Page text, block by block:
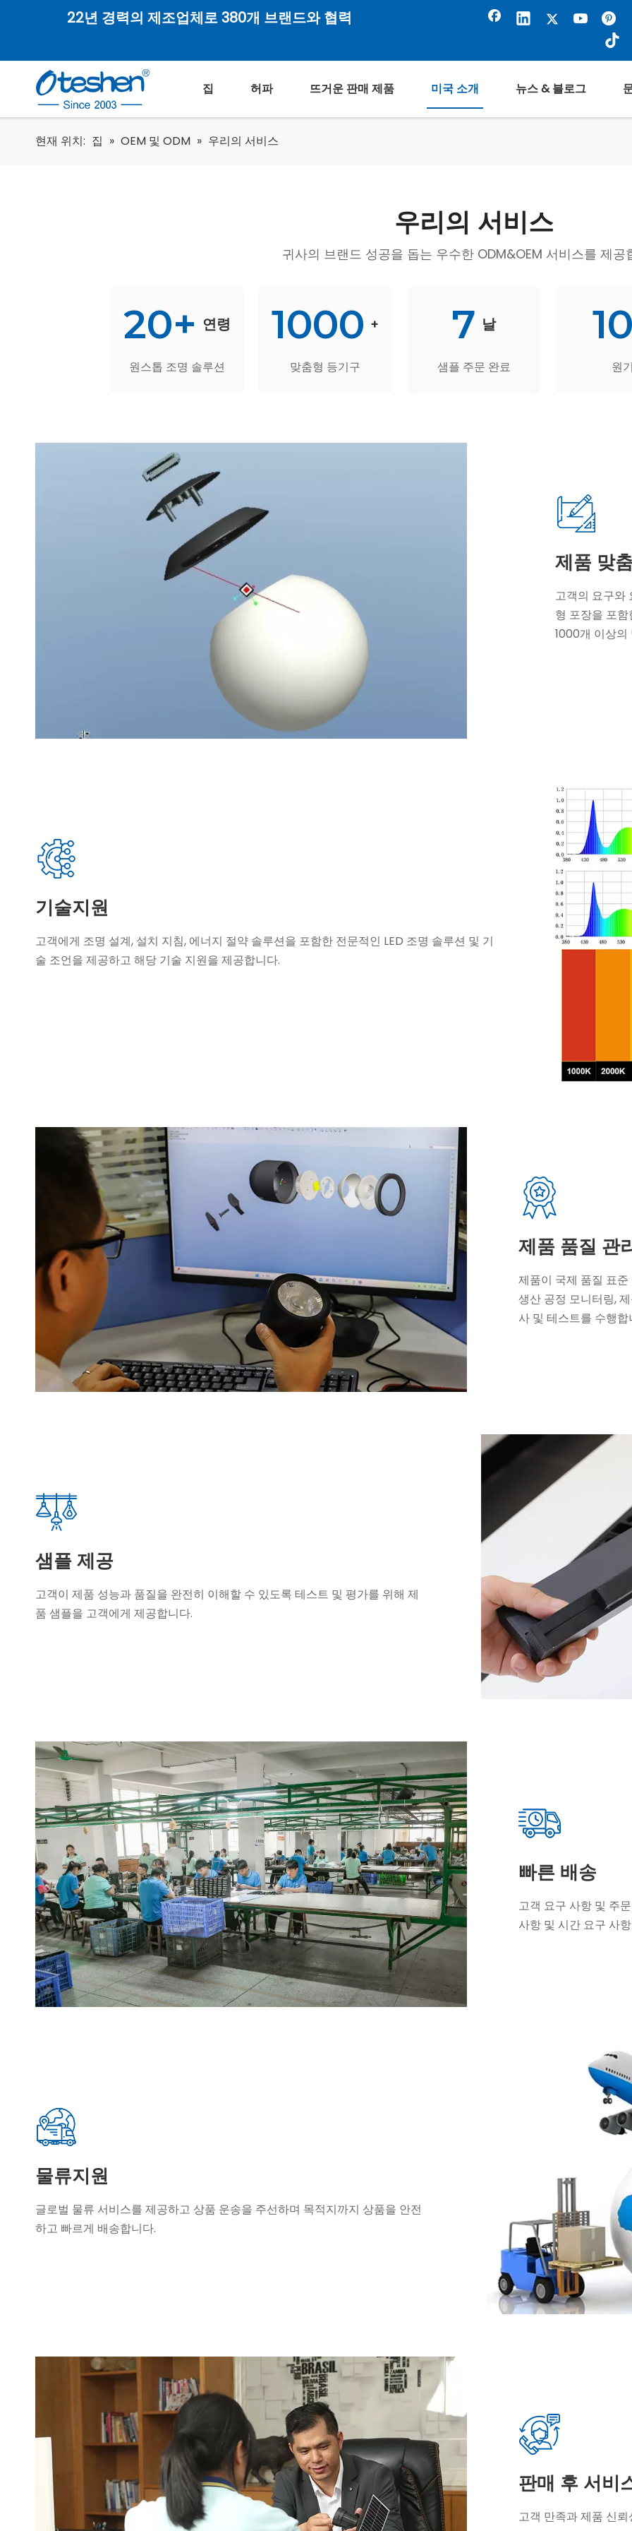
22년 경력의 제조업체로 380개 브랜드와 협력
집 허파 뜨거운 판매 제품 미국 소개 뉴스 & 블로그
현재 위치: 집 » OEM 및 ODM » 우리의 서비스
우리의 서비스
귀사의 브랜드 성공을 돕는 우수한 ODM&OEM 서비스를 제공
20+ 연령
원스톱 조명 솔루션
1000 +
맞춤형 등기구
7 날
샘플 주문 완료 원
제품 맞
고객의 요구와
형 포장을 포
1000개 이상
기술지원
고객에게 조명 설계, 설치 지침, 에너지 절약 솔루션을 포함한 전문적인 LED 조명 솔루션 및 기
술 조언을 제공하고 해당 기술 지원을 제공합니다.
제품 품질 관
제품이 국제 품질 표
생산 공정 모니터링,
사 및 테스트를 수행합
샘플 제공
고객이 제품 성능과 품질을 완전히 이해할 수 있도록 테스트 및 평가를 위해 제
품 샘플을 고객에게 제공합니다.
빠른 배송
고객 요구 사항 및 주
사항 및 시간 요구 사
물류지원
글로벌 물류 서비스를 제공하고 상품 운송을 주선하며 목적지까지 상품을 안전
하고 빠르게 배송합니다.
판매 후 서비
고객 만족과 제품 신